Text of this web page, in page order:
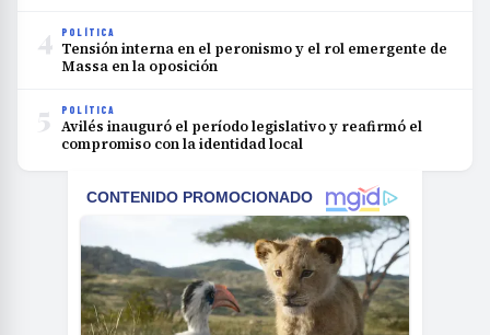
4 POLÍTICA
Tensión interna en el peronismo y el rol emergente de
Massa en la oposición
5 POLÍTICA
Avilés inauguró el período legislativo y reafirmó el
compromiso con la identidad local